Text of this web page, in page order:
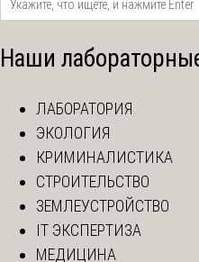
Наши
ЛАБОРАТОРИЯ
ЭКОЛОГИЯ
КРИМИНАЛИСТИКА
СТРОИТЕЛЬСТВО
ЗЕМЛЕУСТРОЙСТВО
IT ЭКСПЕРТИЗА
МЕДИЦИНА